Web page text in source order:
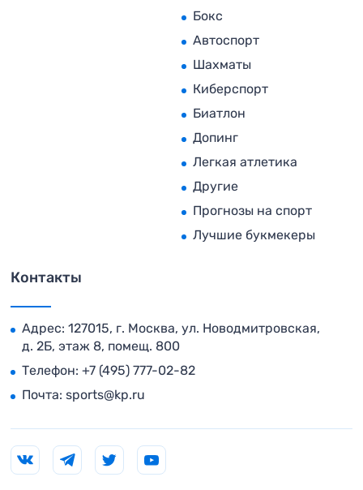
Бокс
Автоспорт
Шахматы
Киберспорт
Биатлон
Допинг
Легкая атлетика
Другие
Прогнозы на спорт
Лучшие букмекеры
Контакты
Адрес: 127015, г. Москва, ул. Новодмитровская,
д. 2Б, этаж 8, помещ. 800
Телефон: +7 (495) 777-02-82
Почта: sports@kp.ru